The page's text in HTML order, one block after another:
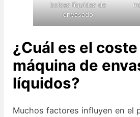
bolsas líquidas de
envasado
¿Cuál es el
máquina de
líquidos?
Muchos factores influyen en el